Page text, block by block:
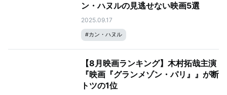
ン・ハヌルの見逃せない映画5選
2025.09.17
#カン・ハヌル
【8月映画ランキング】木村拓哉主演
『映画『グランメゾン・パリ』』が断
トツの1位